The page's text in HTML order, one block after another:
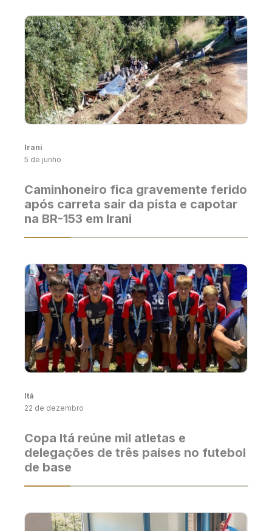
Irani
5 de junho
Caminhoneiro fica gravemente ferido
após carreta sair da pista e capotar
na BR-153 em Irani
Itá
22 de dezembro
Copa Itá reúne mil atletas e
delegações de três países no futebol
de base